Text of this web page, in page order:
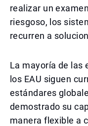
realizar un
riesgoso, los
recurren a
La mayoría de las
los EAU siguen
estándares
demostrado su
manera flexible a